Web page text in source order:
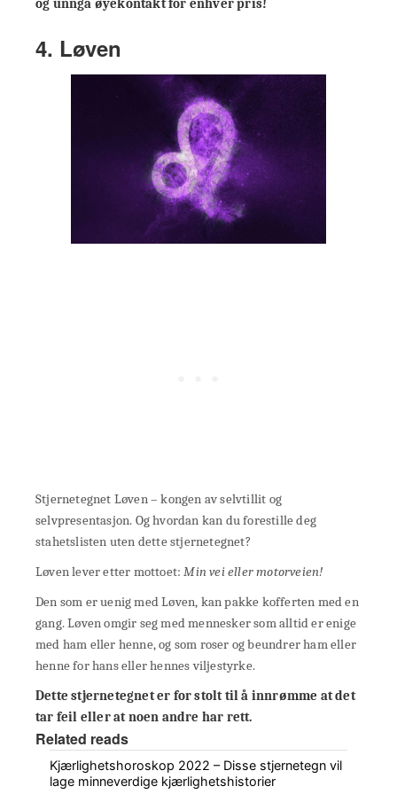
og unngå øyekontakt for enhver pris!
4. Løven
Stjernetegnet Løven – kongen av selvtillit og
selvpresentasjon. Og hvordan kan du forestille deg
stahetslisten uten dette stjernetegnet?
Løven lever etter mottoet:Min vei eller motorveien!
Den som er uenig med Løven, kan pakke kofferten med en
gang. Løven omgir seg med mennesker som alltid er enige
med ham eller henne, og som roser og beundrer ham eller
henne for hans eller hennes viljestyrke.
Dette stjernetegnet er for stolt til å innrømme at det
tar feil eller at noen andre har rett.
Related reads
Kjærlighetshoroskop 2022 – Disse stjernetegn vil
lage minneverdige kjærlighetshistorier